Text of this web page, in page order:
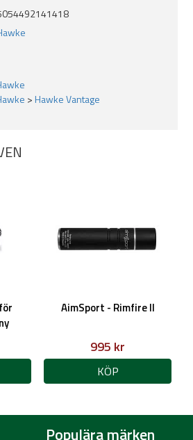
>Hawke Vantage
AimSport - Rimfire II
995 kr
KÖP
Populära märken